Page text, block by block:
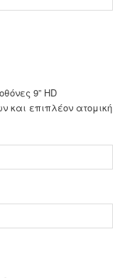
οθόνες9” HD
και επιπλέον ατομική